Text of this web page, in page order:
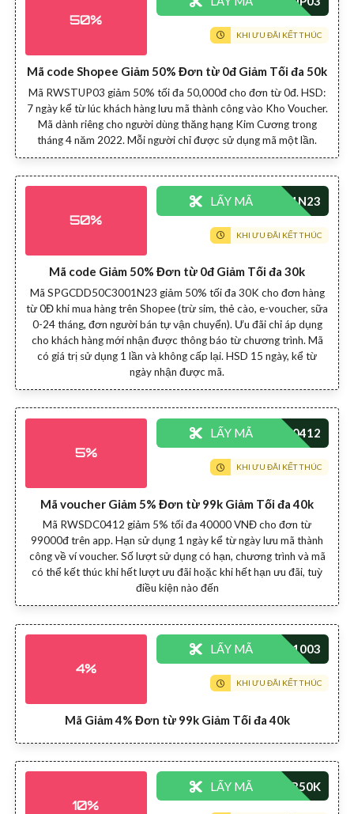
50%
Mã code Shopee Giảm 50% Đơn từ 0đ Giảm Tối đa 50k
Mã RWSTUP03 giảm 50% tối đa 50,000đ cho đơn từ 0đ. HSD:
7 ngày kể từ lúc khách hàng lưu mã thành công vào Kho Voucher.
Mã dành riêng cho người dùng thăng hạng Kim Cương trong
tháng 4 năm 2022. Mỗi người chỉ được sử dụng mã một lần.
KHI ƯU ĐÃI KẾT THÚC
50%
Mã code Giảm 50% Đơn từ 0đ Giảm Tối đa 30k
Mã SPGCDD50C3001N23 giảm 50% tối đa 30K cho đơn hàng
từ 0Đ khi mua hàng trên Shopee (trừ sim, thẻ cào, e-voucher, sữa
0-24 tháng, đơn người bán tự vận chuyển). Ưu đãi chỉ áp dụng
cho khách hàng mới nhận được thông báo từ chương trình. Mã
có giá trị sử dụng 1 lần và không cấp lại. HSD 15 ngày, kể từ
ngày nhận được mã.
LẤY MÃ
KHI ƯU ĐÃI KẾT THÚC
5%
Mã voucher Giảm 5% Đơn từ 99k Giảm Tối đa 40k
Mã RWSDC0412 giảm 5% tối đa 40000 VNĐ cho đơn từ
99000đ trên app. Hạn sử dụng 1 ngày kể từ ngày lưu mã thành
công về ví voucher. Số lượt sử dụng có hạn, chương trình và mã
có thể kết thúc khi hết lượt ưu đãi hoặc khi hết hạn ưu đãi, tuỳ
điều kiện nào đến
LẤY MÃ
KHI ƯU ĐÃI KẾT THÚC
4%
Mã Giảm 4% Đơn từ 99k Giảm Tối đa 40k
LẤY MÃ
KHI ƯU ĐÃI KẾT THÚC
10%
LẤY MÃ